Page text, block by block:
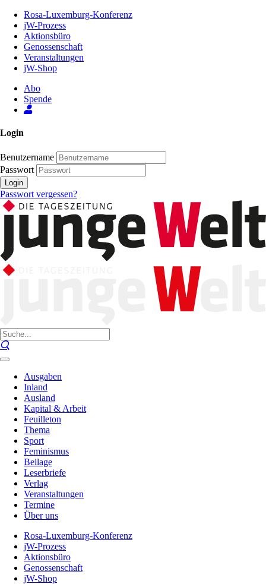
Inhalt
Seite
Rosa-Luxemburg-Konferenz
jW-Prozess
Aktionsbüro
Genossenschaft
Veranstaltungen
jW-Shop
Abo
Spende
Login
Benutzername
Passwort
Login
Passwort vergessen?
Ausgaben
Inland
Ausland
Kapital & Arbeit
Feuilleton
Thema
Sport
Feminismus
Beilage
Leserbriefe
Verlag
Veranstaltungen
Termine
Über uns
Rosa-Luxemburg-Konferenz
jW-Prozess
Aktionsbüro
Genossenschaft
jW-Shop